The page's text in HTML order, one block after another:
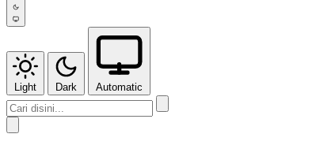
Light Dark Automatic